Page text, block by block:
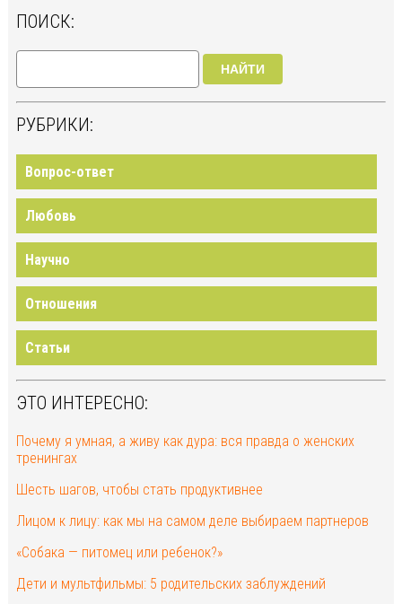
ПОИСК:
НАЙТИ
РУБРИКИ:
Вопрос-ответ
Любовь
Научно
Отношения
Статьи
ЭТО ИНТЕРЕСНО:
Почему я умная, а живу как дура: вся правда о женских
тренингах
Шесть шагов, чтобы стать продуктивнее
Лицом к лицу: как мы на самом деле выбираем партнеров
«Собака — питомец или ребенок?»
Дети и мультфильмы: 5 родительских заблуждений